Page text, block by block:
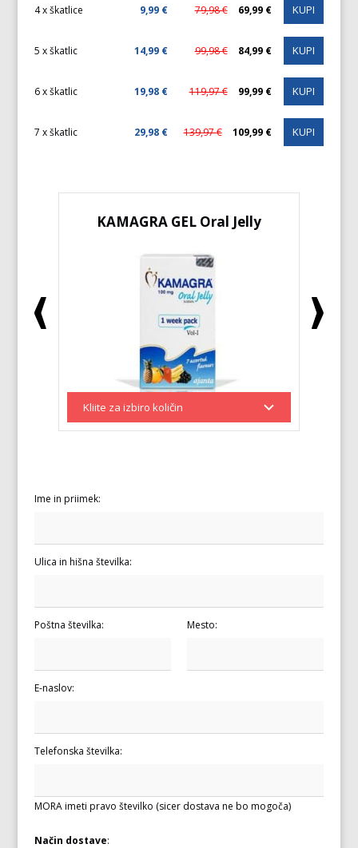
4 x škatlice 9,99 € 79,98 € 69,99 € KUPI
5 x škatlic 14,99 € 99,98 € 84,99 € KUPI
6 x škatlic 19,98 € 119,97 € 99,99 € KUPI
7 x škatlic 29,98 € 139,97 € 109,99 € KUPI
KAMAGRA GEL Oral Jelly
Ime in priimek:
Ulica in hišna številka:
Poštna številka: Mesto:
E-naslov:
Telefonska številka:
MORA imeti pravo številko (sicer dostava ne bo mogoča)
Način dostave: